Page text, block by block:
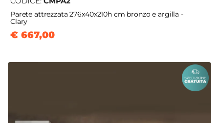
Parete attrezzata 276x40x210h cm bronzo e argilla -
Clary
€ 667,00